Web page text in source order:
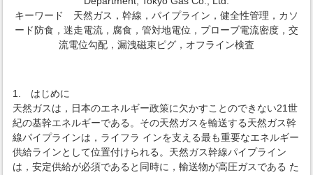
キーワード 天然ガス，幹線，パイプライン，健全性管理，カソ
ード防食，迷走電流，腐食，管対地電位，プローブ電流密度，交
流電位勾配，漏洩磁束ピグ，オフライン検査
1. はじめに
天然ガスは，日本のエネルギー政策に欠かすことのできない21世
紀の基幹エネルギーである。その天然ガスを輸送する天然ガス幹
線パイプラインは，ライフラ インを支える最も重要なエネルギー
供給ラインとして位置付けられる。天然ガス幹線パイプライン
は，安定供給が必須であると同時に，輸送物が高圧ガスである た